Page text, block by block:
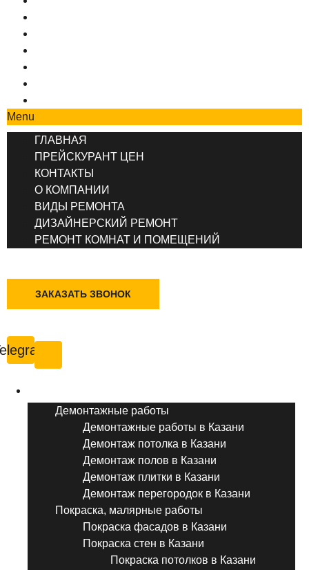
Menu
ГЛАВНАЯ
ПРЕЙСКУРАНТ ЦЕН
КОНТАКТЫ
О КОМПАНИИ
ВИДЫ РЕМОНТА
ДИЗАЙНЕРСКИЙ РЕМОНТ
РЕМОНТ КОМНАТ И ПОМЕЩЕНИЙ
ЗАКАЗАТЬ ЗВОНОК
Демонтажные работы
Демонтажные работы в Казани
Демонтаж потолка в Казани
Демонтаж полов в Казани
Демонтаж плитки в Казани
Демонтаж перегородок в Казани
Покраска, малярные работы
Покраска фасадов в Казани
Покраска стен в Казани
Покраска потолков в Казани